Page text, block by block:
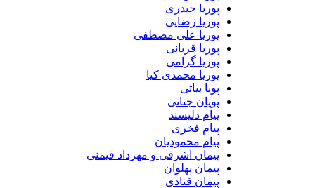
پوریا حیدری
پوریا رضایی
پوریا علی مصطفی
پوریا قربانی
پوریا گرامی
پوریا محمدی کیا
پویا بیاتی
پویان جناتی
پیام دلپسند
پیام فخری
پیام محمودیان
پیمان اشرفی و مهرداد قیمنی
پیمان پهلوان
پیمان قنادی